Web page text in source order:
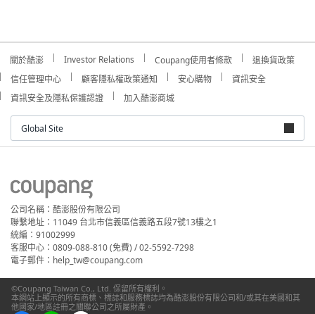
關於酷澎 Investor Relations Coupang使用者條款
退換貨政策
信任管理中心
顧客隱私權政策通知 安心購物
資訊安全
資訊安全及隱私保護認證
加入酷澎商城
Global Site
公司名稱：酷澎股份有限公司
聯繫地址：11049 台北市信義區信義路五段7號13樓之1
統編：91002999
客服中心：0809-088-810 (免費) / 02-5592-7298
電子郵件：help_tw@coupang.com
©Coupang Taiwan Co., Ltd. 保留所有權利。
本網站上顯示的所有商標、標誌和服務標誌均為酷澎股份有限公司和/或其在美國和其
他國家/地區註冊之關聯公司之所屬財產。